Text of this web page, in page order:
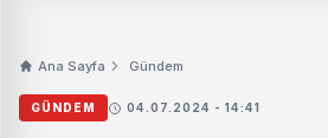
Ana Sayfa Gündem
GÜNDEM 04.07.2024 - 14:41